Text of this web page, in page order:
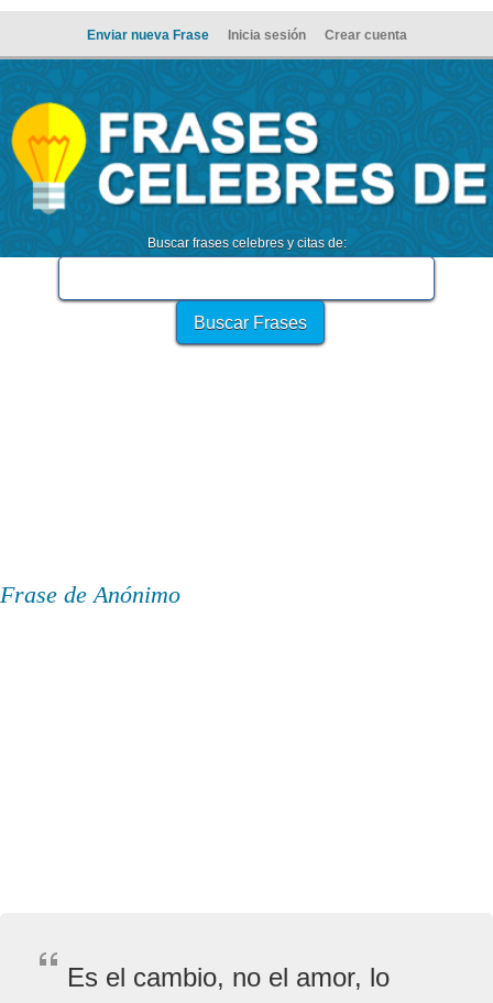
Enviar nueva Frase Inicia sesión Crear cuenta
Buscar frases celebres y citas de:
Frase de Anónimo
Es el cambio, no el amor, lo